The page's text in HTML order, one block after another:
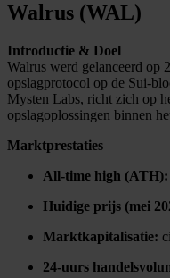
Walrus (WAL)
Introductie & Doel
Walrus werd gelanceerd op
opslagprotocol op de Sui-
Mysten Labs, richt zich op
opslagoplossingen binnen
Marktprestaties
All-time high (ATH):
Huidige prijs (mei
Marktkapitalisatie:
24-uurs